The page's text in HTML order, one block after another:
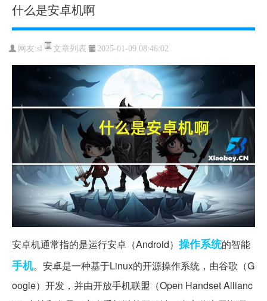
什么是安卓机啊
网友:sl 文章列表 2025-01-09 08:46:02
安卓机通常指的是运行安卓（Android） 操作系统的智能
手机。安卓是一种基于Linux的开源操作系统，由谷歌（G
oogle）开发，并由开放手机联盟（Open Handset Allianc